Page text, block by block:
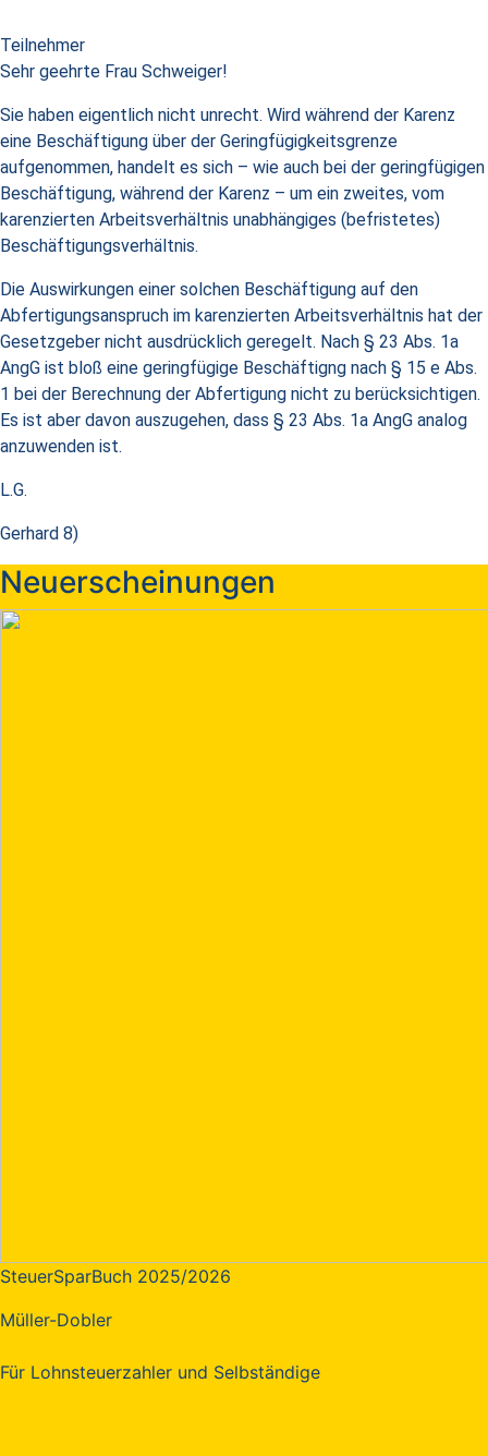
Teilnehmer
Sehr geehrte Frau Schweiger!
Sie haben eigentlich nicht unrecht. Wird während der Karenz
eine Beschäftigung über der Geringfügigkeitsgrenze
aufgenommen, handelt es sich – wie auch bei der geringfügigen
Beschäftigung, während der Karenz – um ein zweites, vom
karenzierten Arbeitsverhältnis unabhängiges (befristetes)
Beschäftigungsverhältnis.
Die Auswirkungen einer solchen Beschäftigung auf den
Abfertigungsanspruch im karenzierten Arbeitsverhältnis hat der
Gesetzgeber nicht ausdrücklich geregelt. Nach § 23 Abs. 1a
AngG ist bloß eine geringfügige Beschäftigng nach § 15 e Abs.
1 bei der Berechnung der Abfertigung nicht zu berücksichtigen.
Es ist aber davon auszugehen, dass § 23 Abs. 1a AngG analog
anzuwenden ist.
L.G.
Gerhard 8)
Neuerscheinungen
SteuerSparBuch 2025/2026
Müller-Dobler
Für Lohnsteuerzahler und Selbständige